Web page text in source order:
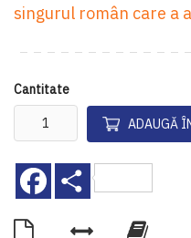
singurul român care a
Cantitate
ADAUGĂ
Facebook